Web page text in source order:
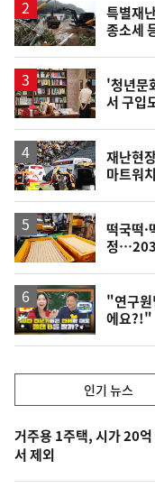
특별재
종소세
'청년문
서 구입
재난현
마트워
떡국떡·
정
영
상
"연구원
에요?!"
기,
최
신,
인기 뉴스
기
뉴
스
거주용 1주택, 시가 20
서 제외